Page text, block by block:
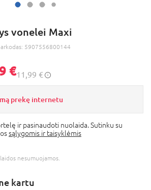
vonelei Maxi
5907556800144
€11,99 €
prekę internetu
ir pasinaudoti nuolaida. Sutinku su
sąlygomis ir taisyklėmis
nesumuojamos.
kartu